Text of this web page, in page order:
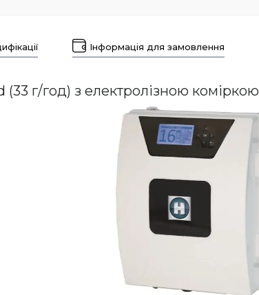
Інформація для замовлення
г/год) з електролізною коміркою